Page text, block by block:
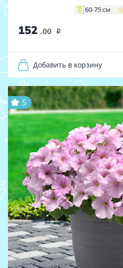
60-75 см
152 .00 i
Добавить в корзину
5